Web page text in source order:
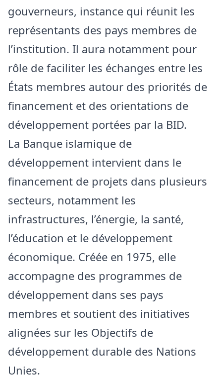
gouverneurs, instance qui réunit les
représentants des pays membres de
l’institution. Il aura notamment pour
rôle de faciliter les échanges entre les
États membres autour des priorités de
financement et des orientations de
développement portées par la BID.
La Banque islamique de
développement intervient dans le
financement de projets dans plusieurs
secteurs, notamment les
infrastructures, l’énergie, la santé,
l’éducation et le développement
économique. Créée en 1975, elle
accompagne des programmes de
développement dans ses pays
membres et soutient des initiatives
alignées sur les Objectifs de
développement durable des Nations
Unies.